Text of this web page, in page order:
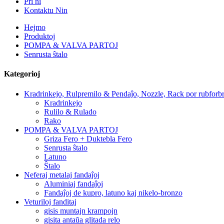
Kontaktu Nin
Hejmo
Produktoj
POMPA & VALVA PARTOJ
Senrusta ŝtalo
Kategorioj
Kradrinkejo, Rulpremilo & Pendaĵo, Nozzle, Rack por
Kradrinkejo
Rulilo & Rulado
Rako
POMPA & VALVA PARTOJ
Griza Fero + Duktebla Fero
Senrusta ŝtalo
Latuno
Ŝtalo
Neferaj metalaj fandaĵoj
Aluminiaj fandaĵoj
Fandaĵoj de kupro, latuno kaj nikelo-bronzo
Veturiloj fanditaj
gisis muntajn krampojn
gisita antaŭa glitada relo